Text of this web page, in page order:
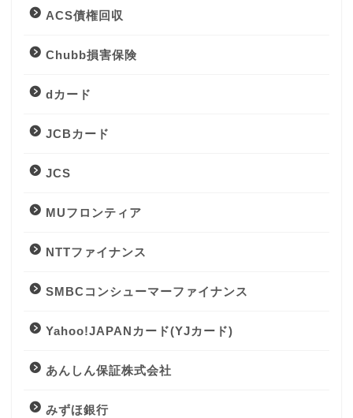
ACS債権回収
Chubb損害保険
dカード
JCBカード
JCS
MUフロンティア
NTTファイナンス
SMBCコンシューマーファイナンス
Yahoo!JAPANカード(YJカード)
あんしん保証株式会社
みずほ銀行